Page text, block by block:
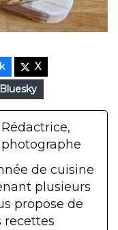
X
Bluesky
Rédactrice,
photographe
de cuisine
plusieurs
propose de
recettes